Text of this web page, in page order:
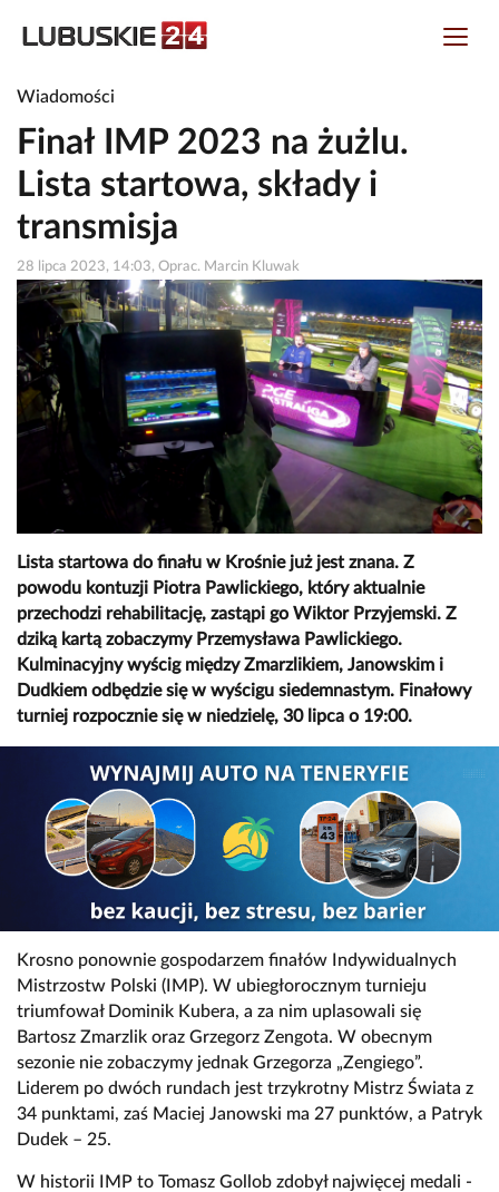
Wiadomości
Finał IMP 2023 na żużlu.
Lista startowa, składy i
transmisja
28 lipca 2023, 14:03, Oprac. Marcin Kluwak
Lista startowa do finału w Krośnie już jest znana. Z
powodu kontuzji Piotra Pawlickiego, który aktualnie
przechodzi rehabilitację, zastąpi go Wiktor Przyjemski. Z
dziką kartą zobaczymy Przemysława Pawlickiego.
Kulminacyjny wyścig między Zmarzlikiem, Janowskim i
Dudkiem odbędzie się w wyścigu siedemnastym. Finałowy
turniej rozpocznie się w niedzielę, 30 lipca o 19:00.
Krosno ponownie gospodarzem finałów Indywidualnych
Mistrzostw Polski (IMP). W ubiegłorocznym turnieju
triumfował Dominik Kubera, a za nim uplasowali się
Bartosz Zmarzlik oraz Grzegorz Zengota. W obecnym
sezonie nie zobaczymy jednak Grzegorza „Zengiego”.
Liderem po dwóch rundach jest trzykrotny Mistrz Świata z
34 punktami, zaś Maciej Janowski ma 27 punktów, a Patryk
Dudek – 25.
W historii IMP to Tomasz Gollob zdobył najwięcej medali -